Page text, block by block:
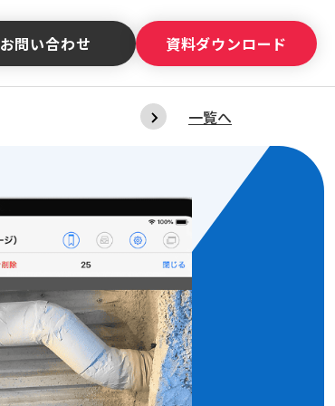
お問い合わせ 資料ダウンロード
2026.07.30 【イベント出展
一覧へ
お役立ち資料・動画